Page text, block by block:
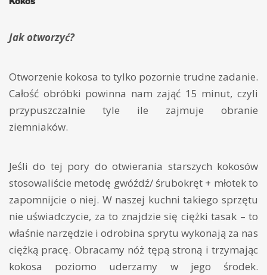
Jak otworzyć?
Otworzenie kokosa to tylko pozornie trudne zadanie.
Całość obróbki powinna nam zająć 15 minut, czyli
przypuszczalnie tyle ile zajmuje obranie
ziemniaków.
Jeśli do tej pory do otwierania starszych kokosów
stosowaliście metodę gwóźdź/ śrubokręt + młotek to
zapomnijcie o niej. W naszej kuchni takiego sprzętu
nie uświadczycie, za to znajdzie się ciężki tasak – to
właśnie narzędzie i odrobina sprytu wykonają za nas
ciężką pracę. Obracamy nóż tępą stroną i trzymając
kokosa poziomo uderzamy w jego środek.